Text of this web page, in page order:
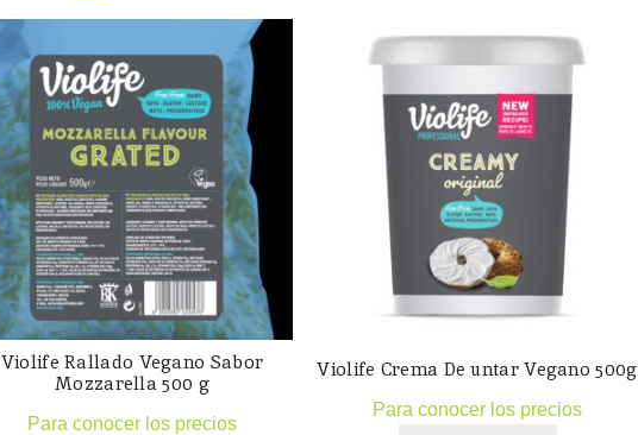
Violife Rallado Vegano Sabor
Mozzarella 500 g
Para conocer los precios
Violife Crema De untar Vegano 500g
Para conocer los precios